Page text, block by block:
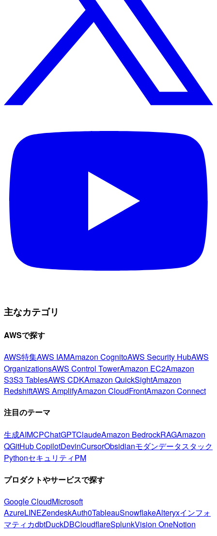
主なカテゴリ
AWSで探す
AWS特集AWS IAMAmazon CognitoAWS Security HubAWS
OrganizationsAWS Control TowerAmazon EC2Amazon
S3S3 TablesAWS CDKAmazon QuickSightAmazon
RedshiftAWS AmplifyAmazon CloudFrontAmazon Connect
注目のテーマ
生成AIMCPChatGPTClaudeAmazon BedrockRAGAmazon
QGitHub CopilotDevinCursorObsidianモダンデータスタック
PythonセキュリティPM
プロダクトやサービスで探す
Google CloudMicrosoft
AzureLINEZendeskAuth0TableauSnowflakeAlteryxインフォ
マティカdbtDuckDBCloudflareSplunkVision OneNotion